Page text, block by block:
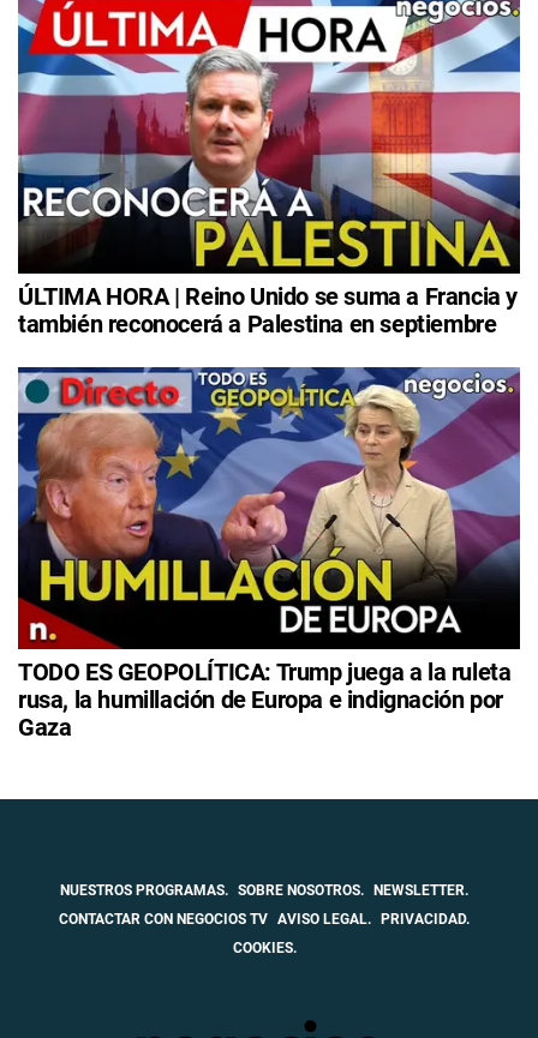
ÚLTIMA HORA | Reino Unido se suma a Francia y
también reconocerá a Palestina en septiembre
TODO ES GEOPOLÍTICA: Trump juega a la ruleta
rusa, la humillación de Europa e indignación por
Gaza
NUESTROS PROGRAMAS. SOBRE NOSOTROS. NEWSLETTER.
CONTACTAR CON NEGOCIOS TV AVISO LEGAL. PRIVACIDAD.
COOKIES.